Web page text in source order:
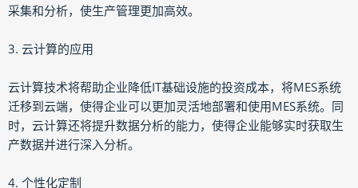
采集和分析，使生产管理更加高效。
3. 云计算的应用
云计算技术将帮助企业降低IT基础设施的投资成本，将MES系统
迁移到云端，使得企业可以更加灵活地部署和使用MES系统。同
时，云计算还将提升数据分析的能力，使得企业能够实时获取生
产数据并进行深入分析。
4. 个性化定制